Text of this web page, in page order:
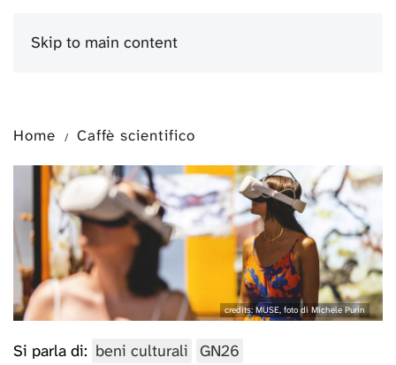
Skip to main content
Home Caffè scientifico
credits: MUSE, foto di Michele Purin
Si parla di: beni culturali GN26